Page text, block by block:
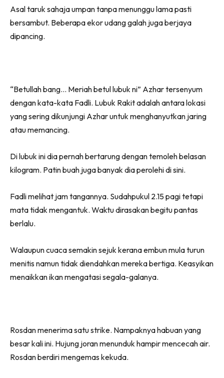
Asal taruk sahaja umpan tanpa menunggu lama pasti
bersambut. Beberapa ekor udang galah juga berjaya
dipancing.
“Betullah bang… Meriah betul lubuk ni” Azhar tersenyum
dengan kata-kata Fadli. Lubuk Rakit adalah antara lokasi
yang sering dikunjungi Azhar untuk menghanyutkan jaring
atau memancing.
Di lubuk ini dia pernah bertarung dengan temoleh belasan
kilogram. Patin buah juga banyak dia perolehi di sini.
Fadli melihat jam tangannya. Sudahpukul 2.15 pagi tetapi
mata tidak mengantuk. Waktu dirasakan begitu pantas
berlalu.
Walaupun cuaca semakin sejuk kerana embun mula turun
menitis namun tidak diendahkan mereka bertiga. Keasyikan
menaikkan ikan mengatasi segala-galanya.
Rosdan menerima satu strike. Nampaknya habuan yang
besar kali ini. Hujung joran menunduk hampir mencecah air.
Rosdan berdiri mengemas kekuda.